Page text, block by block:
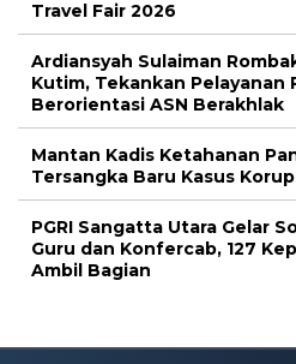
Travel Fair 2026
Ardiansyah Sulaiman
Kutim, Tekankan Pelayanan
Berorientasi ASN Berakhlak
Mantan Kadis Ketahanan
Tersangka Baru Kasus
PGRI Sangatta Utara Gelar
Guru dan Konfercab, 127
Ambil Bagian